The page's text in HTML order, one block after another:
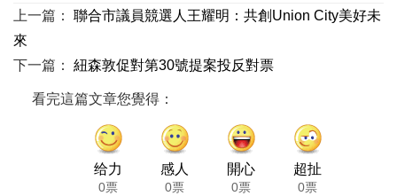
上一篇：
聯合市議員競選人王耀明：共創Union City美好未
來
下一篇：
紐森敦促對第30號提案投反對票
看完這篇文章您覺得：
给力
0票
感人
0票
開心
0票
超扯
0票